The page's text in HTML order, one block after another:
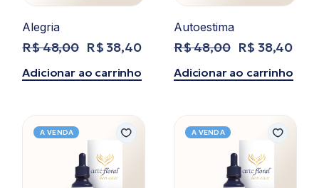
Alegria
R$48,00
O
preço
original
R$ 38,40
O
preço
atual
Adicionar ao carrinho
Autoestima
R$48,00
O
preço
original
R$ 38,40
O
preço
atual
Adicionar ao carrinho
A VENDA A VENDA